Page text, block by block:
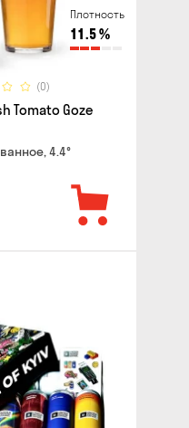
Плотность
11.5%
(0)
Tomato Goze
4.4°